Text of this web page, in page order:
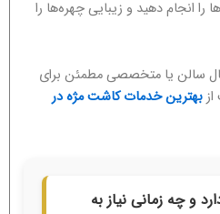
انجام دهید و زیبایی چهره‌ها را
سالن یا متخصصی مطمئن برای
بهترین خدمات کاشت مژه در
و چه زمانی نیاز به